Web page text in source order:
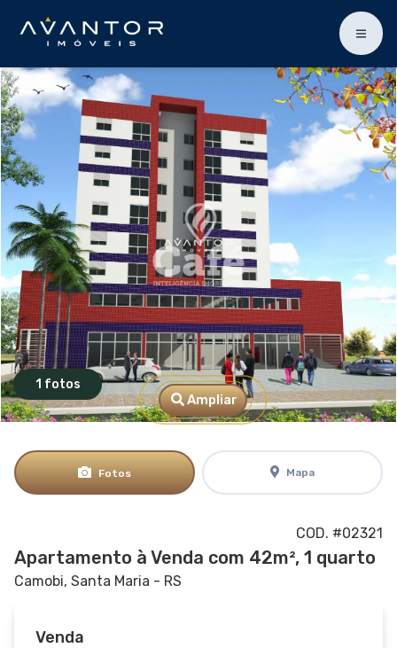
1 fotos
Ampliar
Fotos Mapa
COD. #02321
Apartamento à Venda com 42m², 1 quarto
Camobi, Santa Maria - RS
Venda